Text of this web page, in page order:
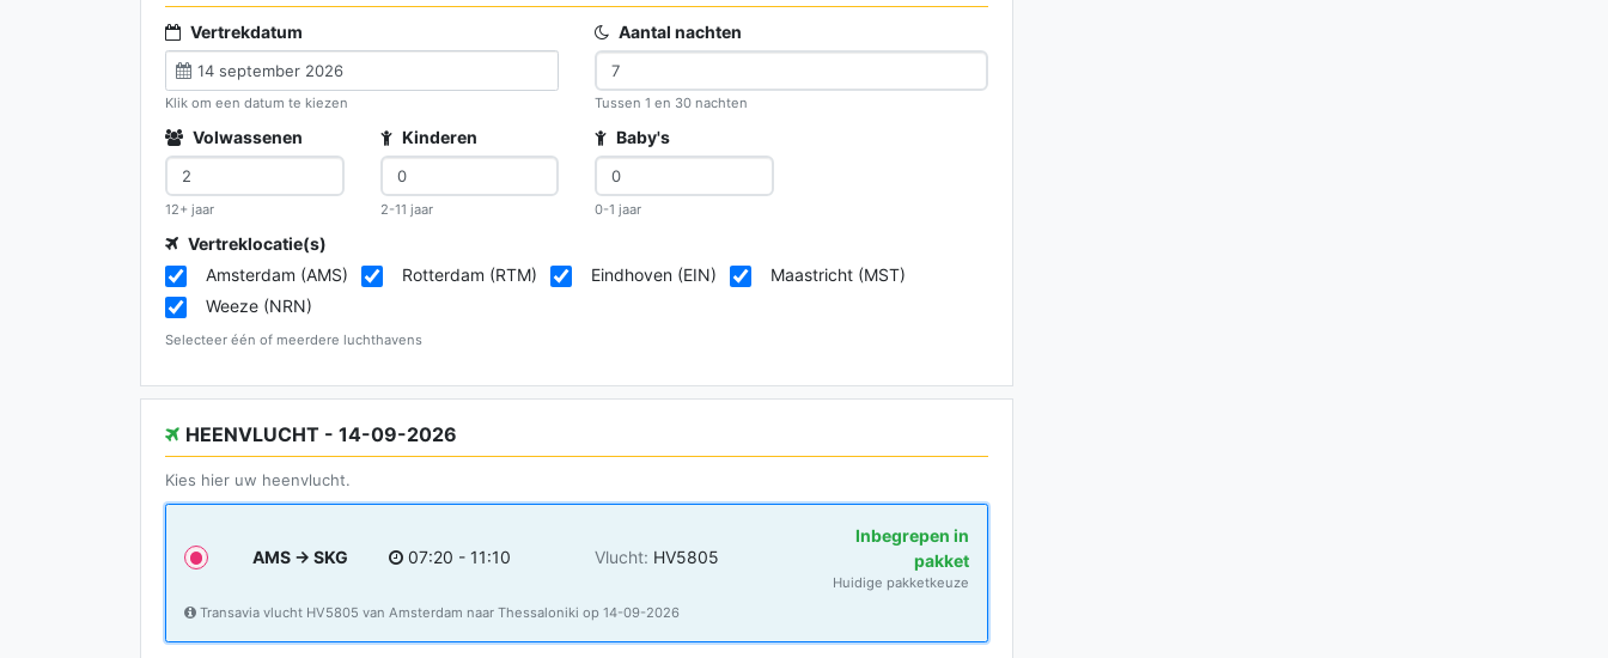
Vertrekdatum
Klik om een datum te kiezen
Aantal nachten
Tussen 1 en 30 nachten
Volwassenen
12+ jaar
Kinderen
2-11 jaar
Baby's
0-1 jaar
Vertreklocatie(s)
Amsterdam (AMS)
Rotterdam (RTM) Eindhoven (EIN)
Maastricht (MST)
Weeze (NRN)
Selecteer één of meerdere luchthavens
HEENVLUCHT - 14-09-2026
Kies hier uw heenvlucht.
AMS → SKG 07:20 - 11:10 Vlucht: HV5805
Inbegrepen in
pakket
Huidige pakketkeuze
Transavia vlucht HV5805 van Amsterdam naar Thessaloniki op 14-09-2026